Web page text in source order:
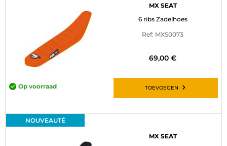
MX SEAT
6 ribs Zadelhoes
Ref: MXS0073
69,00 €
Op voorraad TOEVOEGEN
NOUVEAUTÉ
MX SEAT